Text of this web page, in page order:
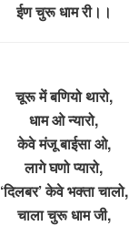
ईण चुरू धाम री।।
चूरू में बणियो थारो,
धाम ओ न्यारो,
केवे मंजू बाईसा ओ,
लागे घणो प्यारो,
‘दिलबर’ केवे भक्ता चालो,
चाला चुरू धाम जी,